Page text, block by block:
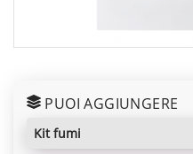
PUOI AGGIUNGERE
kit fumi